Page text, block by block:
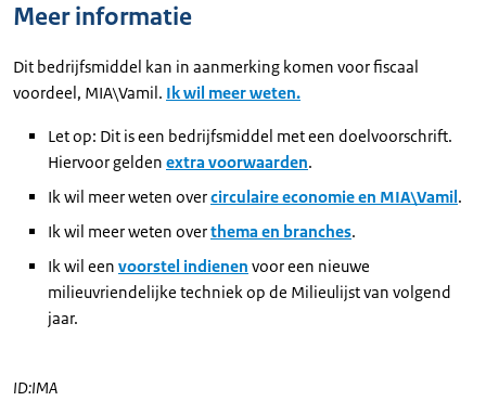
Meer informatie
Dit bedrijfsmiddel kan in aanmerking komen voor fiscaal
voordeel, MIA\Vamil. Ik wil meer weten.
Let op: Dit is een bedrijfsmiddel met een doelvoorschrift.
Hiervoor gelden extra voorwaarden.
Ik wil meer weten overcirculaire economie en MIA\Vamil.
Ik wil meer weten overthema en branches.
Ik wil een voorstel indienen voor een nieuwe
milieuvriendelijke techniek op de Milieulijst van volgend
jaar.
ID:IMA